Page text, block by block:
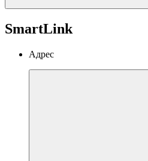
SmartLink
Адрес